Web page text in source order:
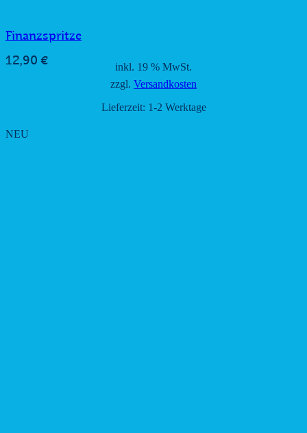
Finanzspritze
12,90 €
inkl. 19 % MwSt.
zzgl. Versandkosten
Lieferzeit: 1-2 Werktage
NEU